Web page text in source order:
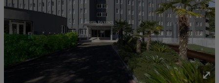
⤢